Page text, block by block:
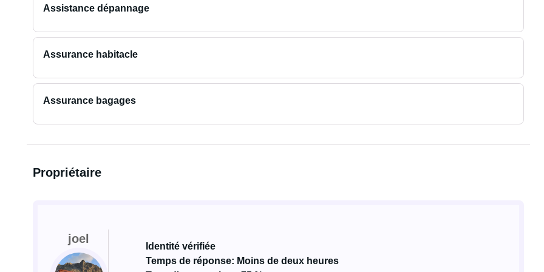
Assistance dépannage
Assurance habitacle
Assurance bagages
Propriétaire
joel
Identité vérifiée
Temps de réponse: Moins de deux heures